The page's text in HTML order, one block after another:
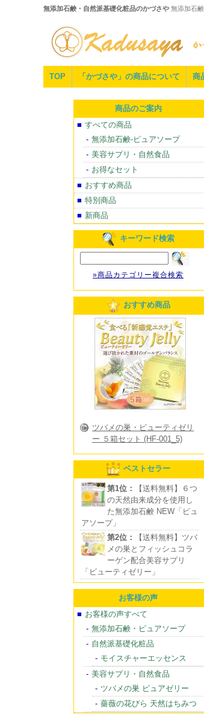
無添加石鹸・自然派基礎化粧品のかづさや 無添加石
TOP 「かづさや」の商品について 商
商品のご案内
すべての商品
無添加石鹸-ピュアソープ
美容サプリ・自然食品
お得なセット
おすすめ商品
特別商品
新商品
キーワード検索
»商品カテゴリー複合検索
おすすめ商品
ツバメの巣・ビューティゼリ
ー ５箱セット (HF-001_5)
ベストセラー
第1位：
【送料無料】６つ
の天然由来成分を使用し
た無添加石鹸 NEW「ピュ
アソープ」
第2位：
【送料無料】ツバ
メの巣とフィッシュコラ
ーゲン配合美容サプリ
「ビューティゼリー」
お客様の声
お客様の声すべて
無添加石鹸・ピュアソープ
自然派基礎化粧品
モイスチャーエッセンス
美容サプリ・自然食品
ツバメの巣 ピュアゼリー
薔薇の花びら 天然はちみつ